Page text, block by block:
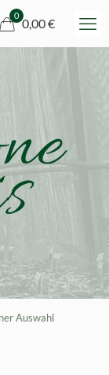
0
0,00 €
Auswahl